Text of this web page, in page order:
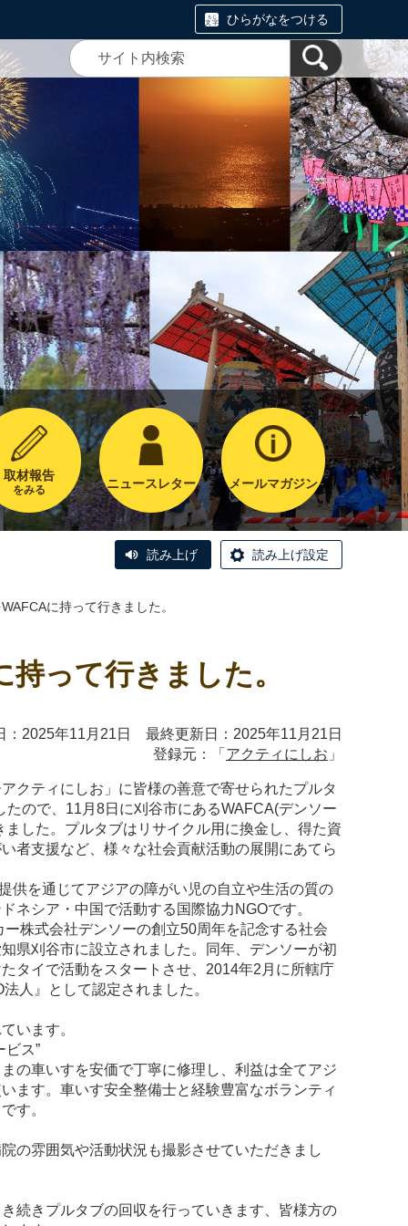
ひらがなをつける
取材報告
をみる ニュースレター メールマガジン
読み上げ 読み上げ設定
に持って行きました。
って行きました。
：2025年11月21日 最終更新日：2025年11月21日
登録元：「 アクティにしお 」
クティにしお」に皆様の善意で寄せられたプルタ
たので、11月8日に刈谷市にあるWAFCA(デンソー
した。プルタブはリサイクル用に換金し、得た資
者支援など、様々な社会貢献活動の展開にあてら
供を通じてアジアの障がい児の自立や生活の質の
ネシア・中国で活動する国際協力NGOです。
株式会社デンソーの創立50周年を記念する社会
県刈谷市に設立されました。同年、デンソーが初
タイで活動をスタートさせ、2014年2月に所轄庁
人』として認定されました。
います。
ス”
の車いすを安価で丁寧に修理し、利益は全てアジ
ます。車いす安全整備士と経験豊富なボランティ
す。
の雰囲気や活動状況も撮影させていただきまし
き続きプルタブの回収を行っていきます、皆様方の